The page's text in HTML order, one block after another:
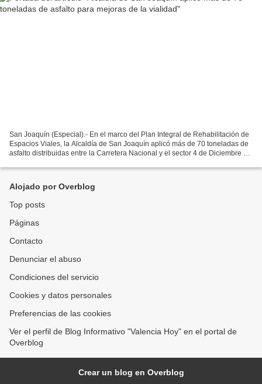
San Joaquín (Especial).- En el marco del Plan Integral de Rehabilitación de
Espacios Viales, la Alcaldía de San Joaquín aplicó más de 70 toneladas de
asfalto distribuidas entre la Carretera Nacional y el sector 4 de Diciembre de
Alojado por Overblog
Top posts
Páginas
Contacto
Denunciar el abuso
Condiciones del servicio
Cookies y datos personales
Preferencias de las cookies
Ver el perfil de Blog Informativo "Valencia Hoy" en el portal de
Overblog
Crear un blog en Overblog